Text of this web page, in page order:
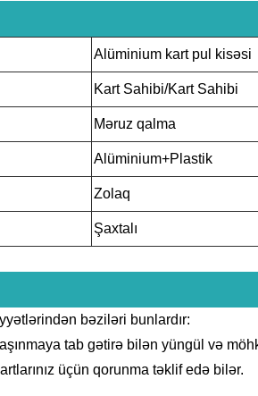
Alüminium kart pul kisəsi
Kart Sahibi/Kart Sahibi
Məruz qalma
Alüminium+Plastik
Zolaq
Şaxtalı
bəziləri bunlardır:
tab gətirə bilən yüngül və
üçün qorunma təklif edə bilər.